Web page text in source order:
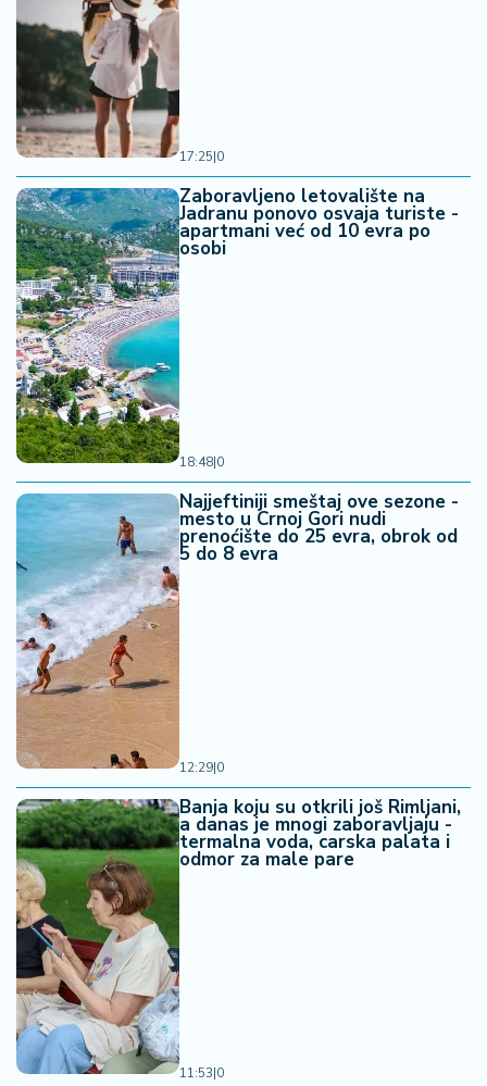
17:25|0
Zaboravljeno letovalište na
Jadranu ponovo osvaja turiste -
apartmani već od 10 evra po
osobi
18:48|0
Najjeftiniji smeštaj ove sezone -
mesto u Crnoj Gori nudi
prenoćište do 25 evra, obrok od
5 do 8 evra
12:29|0
Banja koju su otkrili još Rimljani,
a danas je mnogi zaboravljaju -
termalna voda, carska palata i
odmor za male pare
11:53|0